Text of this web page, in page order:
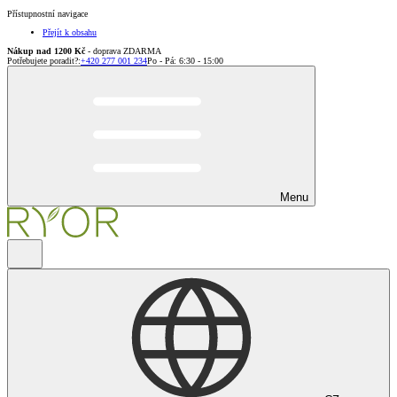
Přístupnostní navigace
Přejít k obsahu
Nákup nad 1200 Kč - doprava ZDARMA
Potřebujete poradit?:+420 277 001 234Po - Pá: 6:30 - 15:00
Menu